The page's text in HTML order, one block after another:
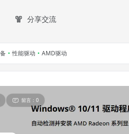
分享交流
• 性能驱动 • AMD驱动
留言：0